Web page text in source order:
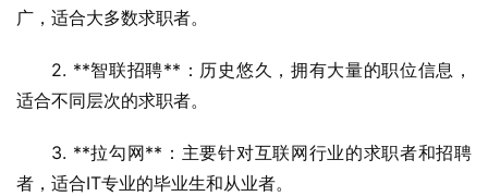
广，适合大多数求职者。
2. **智联招聘**：历史悠久，拥有大量的职位信息，
适合不同层次的求职者。
3. **拉勾网**：主要针对互联网行业的求职者和招聘
者，适合IT专业的毕业生和从业者。